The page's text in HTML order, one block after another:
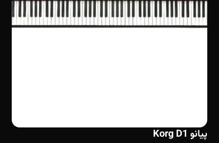
پیانو Korg D1